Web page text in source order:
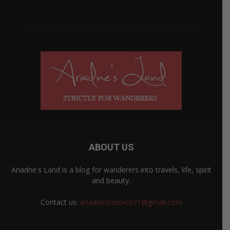
ABOUT US
Ariadne's Land is a blog for wanderers into travels, life, spirit
and beauty.
Contact us: ariadneoflesvos71@gmail.com